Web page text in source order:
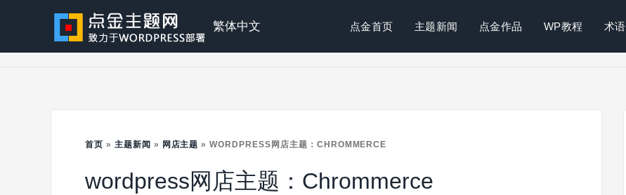
点
题
繁体中文 点金首页 主题新闻 点金作品 WP教程 术语
首页 » 主题新闻 » 网店主题 »WORDPRESS网店主题：CHROMMERCE
wordpress网店主题：Chrommerce